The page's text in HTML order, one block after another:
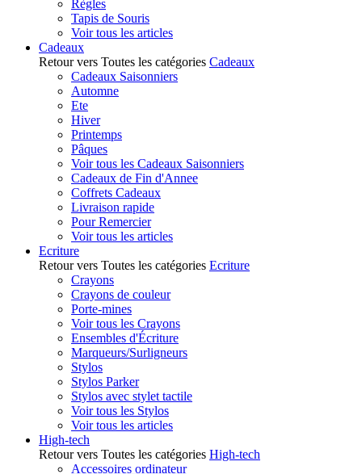
Règles
Tapis de Souris
Voir tous les articles
Cadeaux
Retour vers Toutes les catégories Cadeaux
Cadeaux Saisonniers
Automne
Ete
Hiver
Printemps
Pâques
Voir tous les Cadeaux Saisonniers
Cadeaux de Fin d'Annee
Coffrets Cadeaux
Livraison rapide
Pour Remercier
Voir tous les articles
Ecriture
Retour vers Toutes les catégories Ecriture
Crayons
Crayons de couleur
Porte-mines
Voir tous les Crayons
Ensembles d'Écriture
Marqueurs/Surligneurs
Stylos
Stylos Parker
Stylos avec stylet tactile
Voir tous les Stylos
Voir tous les articles
High-tech
Retour vers Toutes les catégories High-tech
Accessoires ordinateur